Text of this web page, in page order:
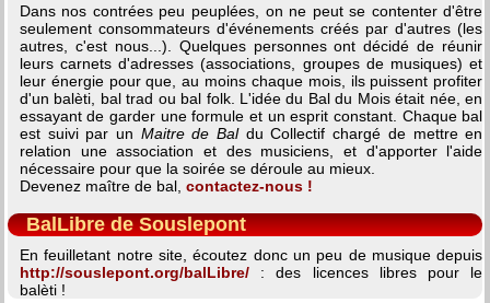
Dans nos contrées peu peuplées, on ne peut se contenter d'être
seulement consommateurs d'événements créés par d'autres (les
autres, c'est nous...). Quelques personnes ont décidé de réunir
leurs carnets d'adresses (associations, groupes de musiques) et
leur énergie pour que, au moins chaque mois, ils puissent profiter
d'un balèti, bal trad ou bal folk. L'idée du Bal du Mois était née, en
essayant de garder une formule et un esprit constant. Chaque bal
est suivi par un Maitre de Baldu Collectif chargé de mettre en
relation une association et des musiciens, et d'apporter l'aide
nécessaire pour que la soirée se déroule au mieux.
Devenez maître de bal, contactez-nous !
BalLibre de Souslepont
En feuilletant notre site, écoutez donc un peu de musique depuis
http://souslepont.org/balLibre/: des licences libres pour le
balèti !